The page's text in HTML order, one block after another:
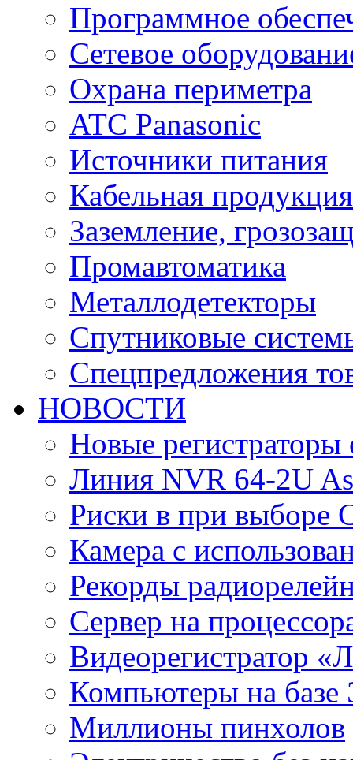
Программное
Сетевое
Охрана периметра
ATC Panasonic
Источники питания
Кабельная продукция
Заземление,
Промавтоматика
Металлодетекторы
Спутниковые
Спецпредложения
НОВОСТИ
Новые регистраторы
Линия NVR 64-2U
Риски в при выборе
Камера с
Рекорды
Сервер на
Видеорегистратор
Компьютеры на базе
Миллионы пинхолов